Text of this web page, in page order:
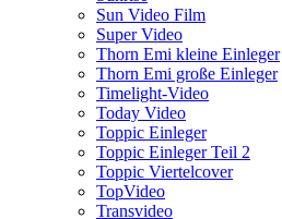
Sun Video Film
Super Video
Thorn Emi kleine Einleger
Thorn Emi große Einleger
Timelight-Video
Today Video
Toppic Einleger
Toppic Einleger Teil 2
Toppic Viertelcover
TopVideo
Transvideo